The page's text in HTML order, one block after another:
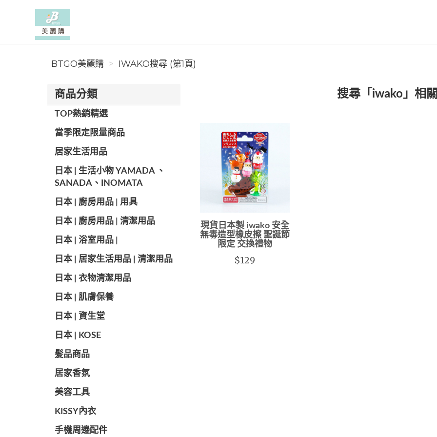
BTGO美麗購
BTGO美麗購 IWAKO搜尋 (第1頁)
商品分類
TOP熱銷精選
當季限定限量商品
居家生活用品
日本 | 生活小物 YAMADA 、
SANADA、INOMATA
日本 | 廚房用品 | 用具
日本 | 廚房用品 | 清潔用品
日本 | 浴室用品 |
日本 | 居家生活用品 | 清潔用品
日本 | 衣物清潔用品
日本 | 肌膚保養
日本 | 資生堂
日本 | KOSE
髪品商品
居家香氛
美容工具
KISSY內衣
手機周邊配件
搜尋「iwako」相
現貨日本製 iwako 安全
無毒造型橡皮擦 聖誕節
限定 交換禮物
$129